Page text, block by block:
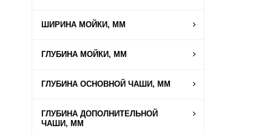
ШИРИНА МОЙКИ, ММ
ГЛУБИНА МОЙКИ, ММ
ГЛУБИНА ОСНОВНОЙ ЧАШИ, ММ
ГЛУБИНА ДОПОЛНИТЕЛЬНОЙ
ЧАШИ, ММ